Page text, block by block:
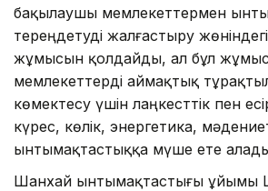
бақылаушы мемлекеттермен
тереңдетуді жалғастыру
жұмысын қолдайды, ал бұл
мемлекеттерді аймақтық
көмектесу үшін лаңкесттік пен
күрес, көлік, энергетика,
ынтымақтастыққа мүше ете
Шанхай ынтымақтастығы ұйымы